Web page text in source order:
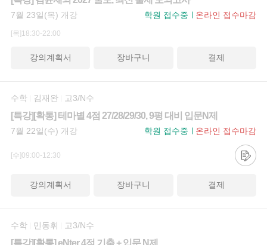
7월 23일(목) 개강 학원 접수중 온라인 접수마감
[목]18:30-22:00
강의계획서 장바구니 결제
수학 김재완 고3/N수
[특강][확통] 테마별 4점 27/28/29/30, 9평 대비 입문N제
7월 22일(수) 개강 학원 접수중 온라인 접수마감
[수]09:00-12:30
강의계획서 장바구니 결제
수학 민동휘 고3/N수
[특강][확통] eNter 4점 기출 + 입문 N제